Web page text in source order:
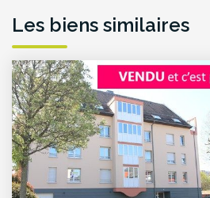
Les biens similaires